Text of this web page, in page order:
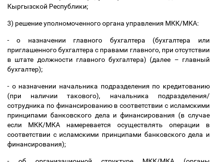
Кыргызской Республики;
3) решение уполномоченного органа управления МКК/МКА:
- о назначении главного бухгалтера (бухгалтера или
приглашенного бухгалтера с правами главного, при отсутствии
в штате должности главного бухгалтера) (далее – главный
бухгалтер);
- о назначении начальника подразделения по кредитованию
(при наличии такового), начальника подразделения/
сотрудника по финансированию в соответствии с исламскими
принципами банковского дела и финансирования (в случае
если МКК/МКА намеревается осуществлять операции в
соответствии с исламскими принципами банковского дела и
финансирования);